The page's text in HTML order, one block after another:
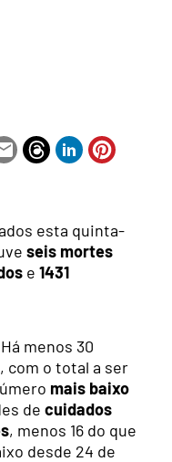
esta quinta-
seis mortes
e1431
menos 30
com o total a ser
mais baixo
decuidados
, menos 16 do que
desde 24 de